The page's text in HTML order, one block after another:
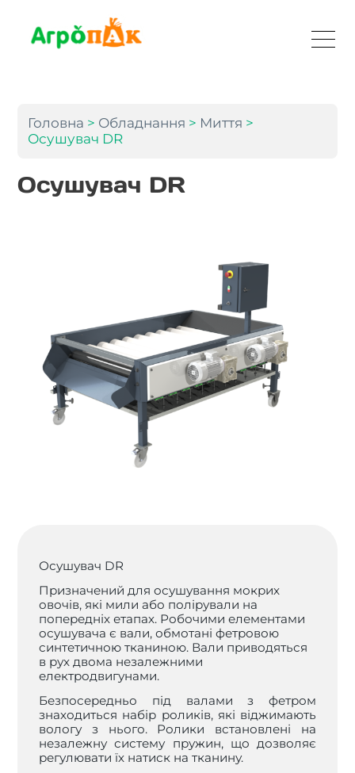
Головна > Обладнання > Миття >
Осушувач DR
Осушувач DR
Осушувач DR
Призначений для осушування мокрих
овочів, які мили або полірували на
попередніх етапах. Робочими елементами
осушувача є вали, обмотані фетровою
синтетичною тканиною. Вали приводяться
в рух двома незалежними
електродвигунами.
Безпосередньо під валами з фетром
знаходиться набір роликів, які віджимають
вологу з нього. Ролики встановлені на
незалежну систему пружин, що дозволяє
регулювати їх натиск на тканину.